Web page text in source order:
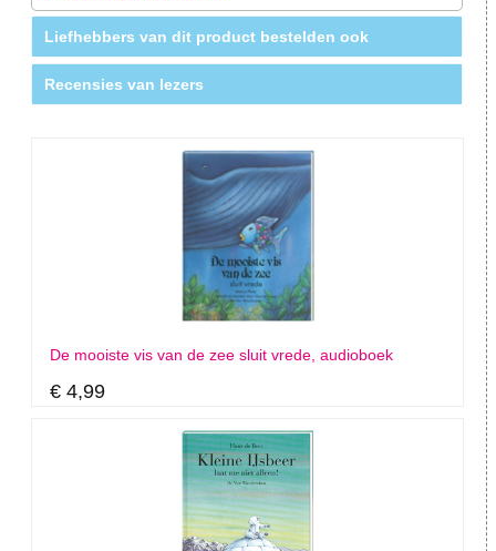
Liefhebbers van dit product bestelden ook
Recensies van lezers
De mooiste vis van de zee sluit vrede, audioboek
€ 4,99